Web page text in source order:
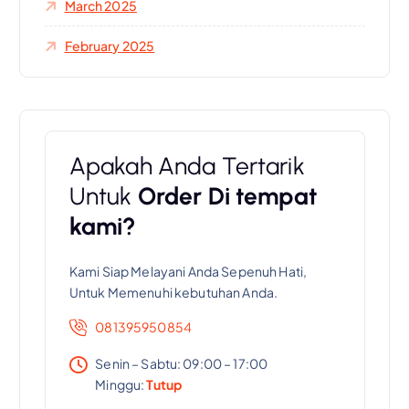
March 2025
February 2025
Apakah Anda Tertarik
Untuk Order Di tempat
kami?
Kami Siap Melayani Anda Sepenuh Hati,
Untuk Memenuhi kebutuhan Anda.
081395950854
Senin – Sabtu: 09:00 – 17:00
Minggu:Tutup